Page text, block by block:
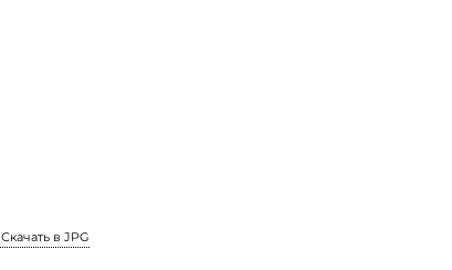
Скачать в JPG